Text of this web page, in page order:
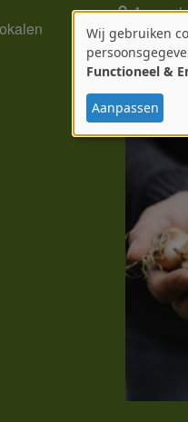
van
cookies
Wij gebruiken
Functioneel &
Aanpassen